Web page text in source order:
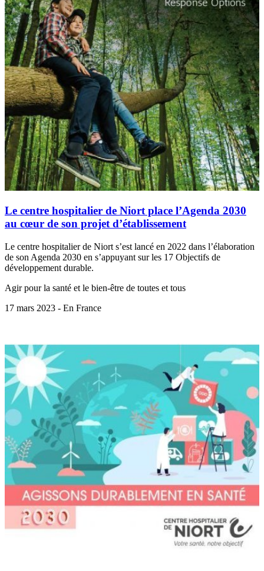
Le centre hospitalier de Niort place l’Agenda 2030
au cœur de son projet d’établissement
Le centre hospitalier de Niort s’est lancé en 2022 dans l’élaboration
de son Agenda 2030 en s’appuyant sur les 17 Objectifs de
développement durable.
Agir pour la santé et le bien-être de toutes et tous
17 mars 2023 - En France